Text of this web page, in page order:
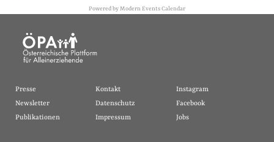
Powered byModern Events Calendar
Presse
Newsletter
Publikationen
Kontakt
Datenschutz
Impressum
Instagram
Facebook
Jobs